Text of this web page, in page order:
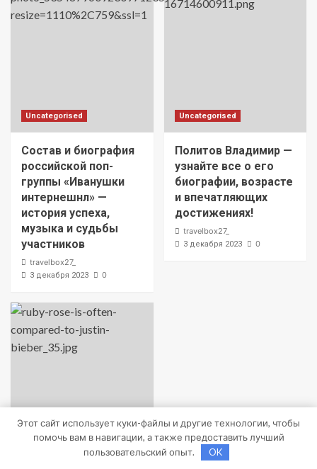
Uncategorised
Состав и биография
российской поп-
группы «Иванушки
интернешнл» —
история успеха,
музыка и судьбы
участников
travelbox27_
3 декабря 2023 0
Uncategorised
Политов Владимир —
узнайте все о его
биографии, возрасте
и впечатляющих
достижениях!
travelbox27_
3 декабря 2023 0
Uncategorised
Этот сайт использует куки-файлы и другие технологии, чтобы
помочь вам в навигации, а также предоставить лучший
пользовательский опыт.
OK